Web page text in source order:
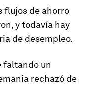
flujos de ahorro
y todavía hay
de desempleo.
faltando un
rechazó de